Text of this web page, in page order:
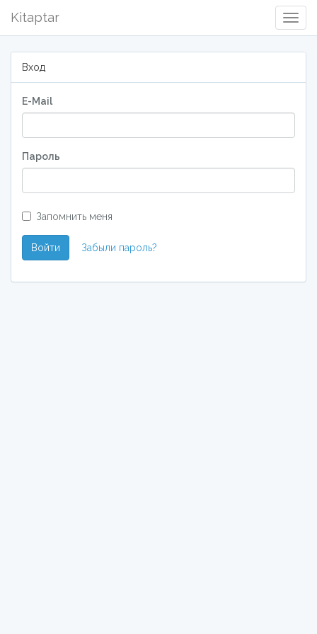
Kitaptar
Вход
E-Mail
Пароль
Запомнить меня
Войти Забыли пароль?